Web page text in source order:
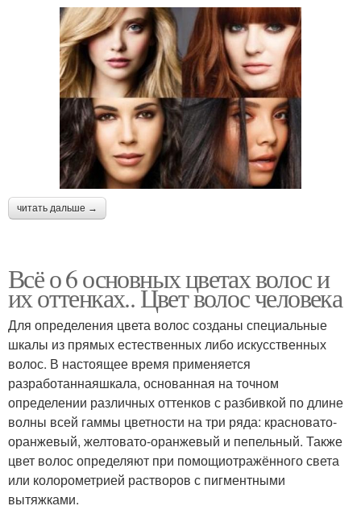
читать дальше →
Всё о 6 основных цветах волос и
их оттенках.. Цвет волос человека
Для определения цвета волос созданы специальные
шкалы из прямых естественных либо искусственных
волос. В настоящее время применяется
разработаннаяшкала, основанная на точном
определении различных оттенков с разбивкой по длине
волны всей гаммы цветности на три ряда: красновато-
оранжевый, желтовато-оранжевый и пепельный. Также
цвет волос определяют при помощиотражённого света
или колорометрией растворов с пигментными
вытяжками.